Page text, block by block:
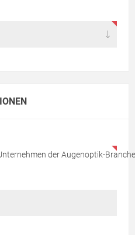
der Augenoptik-Branche